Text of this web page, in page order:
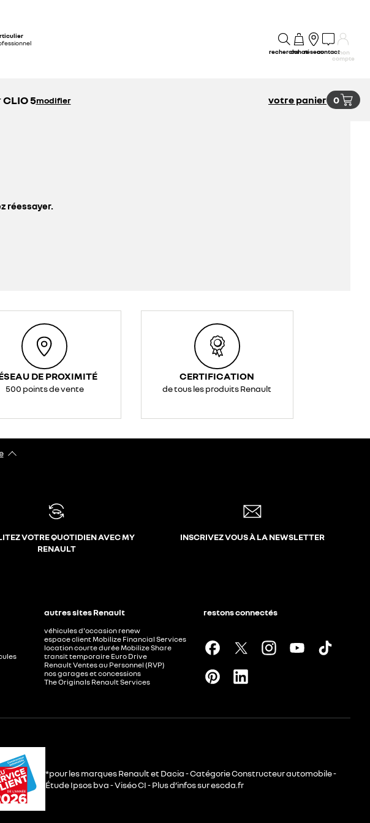
rechercheachatréseaucontactmon
compte
CLIO 5modifier votre panier 0
réessayer.
DE PROXIMITÉ
500 points de vente
CERTIFICATION
de tous les produits Renault
VOTRE QUOTIDIEN AVEC MY
RENAULT
INSCRIVEZ VOUS À LA NEWSLETTER
autres sites Renault
véhicules d'occasion renew
espace client Mobilize Financial Services
location courte durée Mobilize Share
transit temporaire Euro Drive
Renault Ventes au Personnel (RVP)
nos garages et concessions
The Originals Renault Services
restons connectés
*pour les marques Renault et Dacia - Catégorie Constructeur automobile -
Étude Ipsos bva - Viséo CI - Plus d’infos sur escda.fr